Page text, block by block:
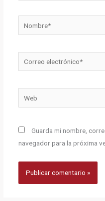
Nombre*
electrónico*
Guarda mi nombre,
navegador para la próxima